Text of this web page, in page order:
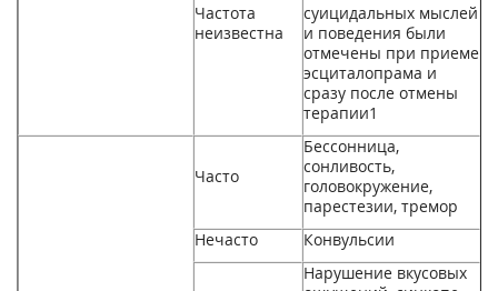
Частота
неизвестна
суицидальных мыслей
и поведения были
отмечены при приеме
эсциталопрама и
сразу после отмены
терапии1
Часто
Бессонница,
сонливость,
головокружение,
парестезии, тремор
Нечасто
Конвульсии
Нарушение вкусовых